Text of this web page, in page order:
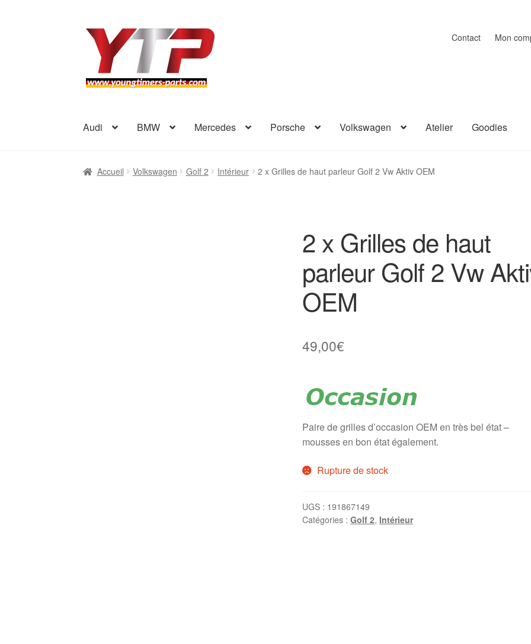
Aller
navigation
Aller
contenu
Contact Mon
Audi BMW Mercedes Porsche Volkswagen Atelier Goodies
Accueil Volkswagen Golf 2 Intérieur 2 x Grilles de haut parleur Golf 2 Vw Aktiv OEM
2 x Grilles de haut
parleur Golf 2 Vw
OEM
49,00€
Paire de grilles d’occasion OEM en très bel état –
mousses en bon état également.
Rupture de stock
UGS : 191867149
Catégories :Golf 2, Intérieur